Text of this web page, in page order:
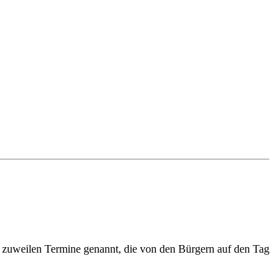
Termine genannt, die von den Bürgern auf den Tag